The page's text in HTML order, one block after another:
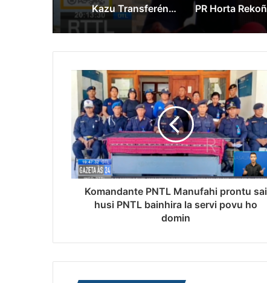
Kazu Transferénsia Osan Millaun 42 Husi Singapura, Advogadu Sei Halo Rekursu
Komandante PNTL Manufahi prontu sai
husi PNTL bainhira la servi povu ho
domin